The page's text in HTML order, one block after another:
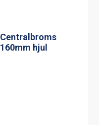
Centralbroms
160mm hjul